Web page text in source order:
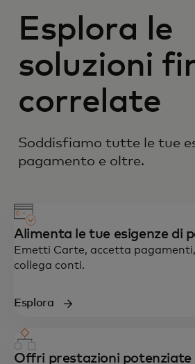
Esplora le
soluzioni
correlate
Soddisfiamo tutte le tue
pagamento e oltre.
Alimenta le tue esigenze di
Emetti Carte, accetta
collega conti.
Esplora
Offri prestazioni potenziate